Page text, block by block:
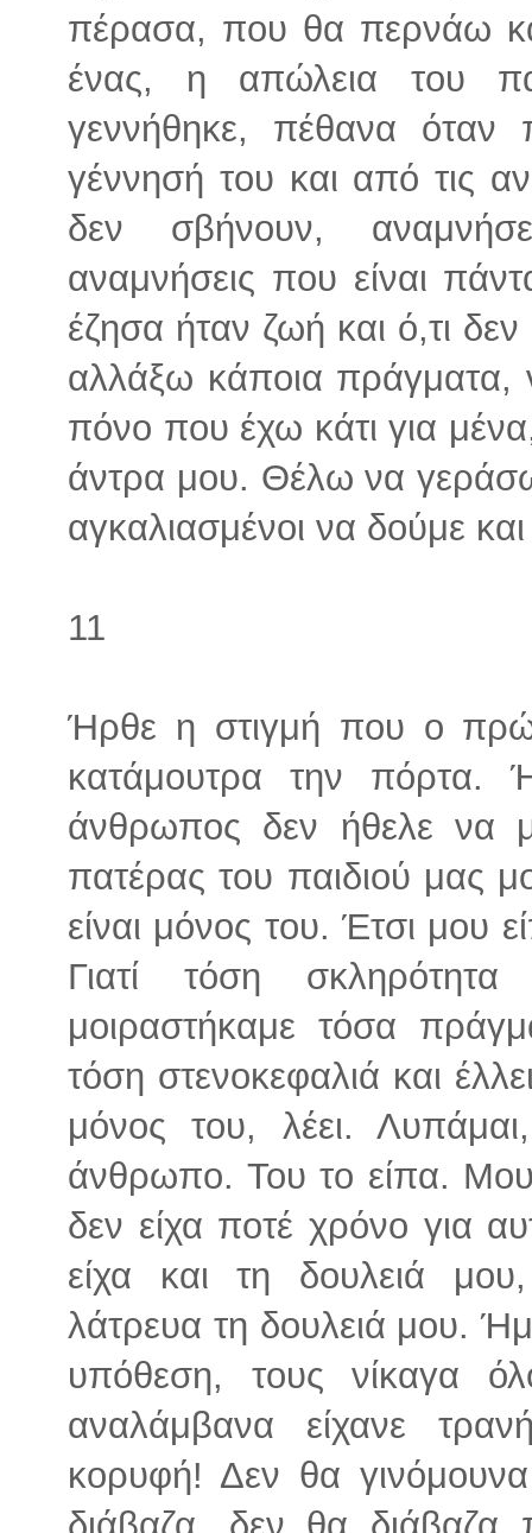
πέρασα, που θα περνάω
ένας, η απώλεια του
γεννήθηκε, πέθανα
γέννησή του και από τις
δεν σβήνουν,
αναμνήσεις που είναι
έζησα ήταν ζωή και ό,τι
αλλάξω κάποια
πόνο που έχω κάτι για
άντρα μου. Θέλω να γεράσω
αγκαλιασμένοι να δούμε
11
Ήρθε η στιγμή που ο
κατάμουτρα την
άνθρωπος δεν ήθελε να
πατέρας του παιδιού μας
είναι μόνος του. Έτσι μου
Γιατί τόση
μοιραστήκαμε τόσα
τόση στενοκεφαλιά και
μόνος του, λέει.
άνθρωπο. Του το είπα. Μου
δεν είχα ποτέ χρόνο για
είχα και τη δουλειά
λάτρευα τη δουλειά μου.
υπόθεση, τους νίκαγα
αναλάμβανα είχανε
κορυφή! Δεν θα
διάβαζα, δεν θα